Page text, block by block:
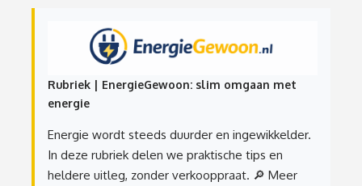
Rubriek | EnergieGewoon: slim omgaan met
energie
Energie wordt steeds duurder en ingewikkelder.
In deze rubriek delen we praktische tips en
heldere uitleg, zonder verkooppraat. 🔎 Meer